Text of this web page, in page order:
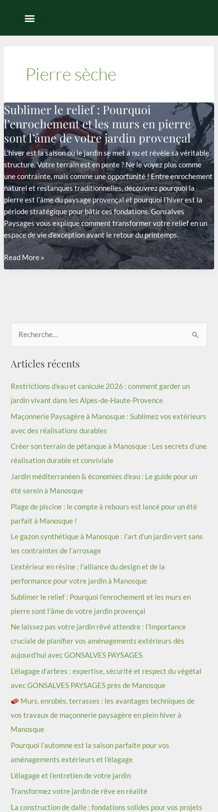
Pierre sèche
Sublimer le relief : Pourquoi
l’enrochement et les murs en pierre
sont l’âme de votre jardin provençal
L’hiver est la saison où le jardin se met à nu et révèle sa véritable
structure. Votre terrain est en pente ? Ne le voyez plus comme
une contrainte, mais comme une opportunité ! Entre enrochement
naturel et restanques traditionnelles, découvrez pourquoi la
pierre est l’âme du paysage provençal et pourquoi l’hiver est la
période stratégique pour bâtir ces fondations. Gonsalves
Paysages vous explique comment transformer votre relief en un
espace de vie d’exception avant le retour du printemps.
Sublimer
le
sont
l’âme
votre
jardin
provençal
Read More »
c
c
h
e
r
:
Articles récents
Restrictions d’eau et canicule 2026 : comment garder un
jardin vivant dans les Alpes-de-Haute-Provence
Maçonnerie Paysagère à Manosque : Sublimez vos extérieurs
avec des réalisations durables
Créer son terrain de pétanque à Manosque : Les secrets d’une
réalisation durable et conviviale
Jardin méditerranéen & économies d’eau : Le guide pour un
été serein à Manosque
Plage de piscine : le compte à rebours est lancé pour un été
parfait à Manosque !
Le gazon synthétique à Manosque : l’art d’un jardin vert sans
les contraintes de l’arrosage
L’extérieur en résine : l’alliance du design et de la
performance pour votre jardin à Manosque
Sublimer le relief : Pourquoi l’enrochement et les murs en
pierre sont l’âme de votre jardin provençal
Ne laissez pas votre jardin rêvé attendre : l’Importance
cruciale de planifier vos aménagements extérieurs dès
aujourd’hui avec GONSALVES PAYSAGES
L’élagage d’arbres : expertise, sécurité et respect du végétal
avec GONSALVES PAYSAGES près de Manosque
Murs, enrobés, terrasses : les avantages techniques de
vos travaux de maçonnerie paysagère en plein hiver à
Manosque
Pourquoi l’automne est la saison parfaite pour vos
aménagements extérieurs et l’élagage
L’élagage et l’entretien de votre jardin
Transformez votre jardin de rêve en réalité
La construction de dalle : fondations solides pour vos projets